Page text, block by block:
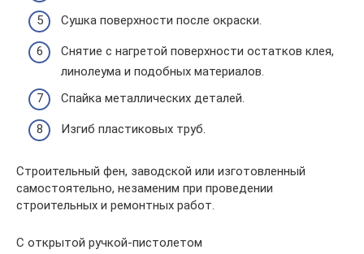
Сушка поверхности после окраски.
Снятие с нагретой поверхности остатков клея,
линолеума и подобных материалов.
Спайка металлических деталей.
Изгиб пластиковых труб.
Строительный фен, заводской или изготовленный
самостоятельно, незаменим при проведении
строительных и ремонтных работ.
С открытой ручкой-пистолетом